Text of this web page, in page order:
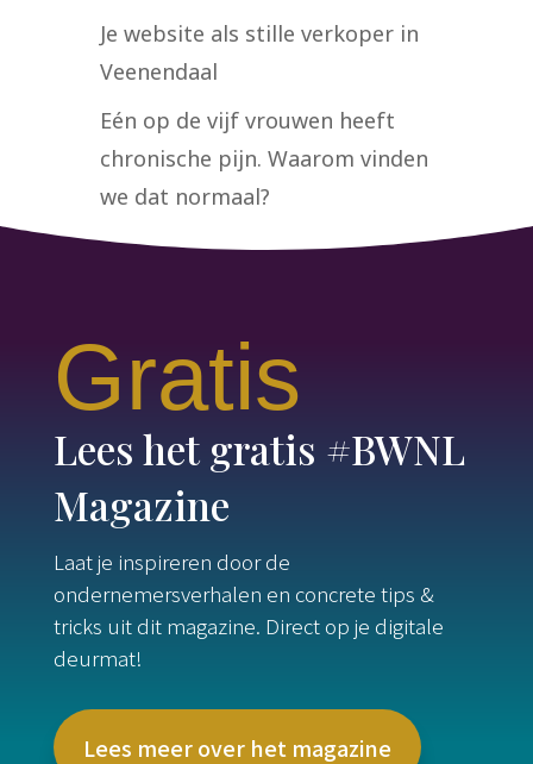
Je website als stille verkoper in
Veenendaal
Eén op de vijf vrouwen heeft
chronische pijn. Waarom vinden
we dat normaal?
Gratis
Lees het gratis #BWNL
Magazine
Laat je inspireren door de
ondernemersverhalen en concrete tips &
tricks uit dit magazine. Direct op je digitale
deurmat!
Lees meer over het magazine